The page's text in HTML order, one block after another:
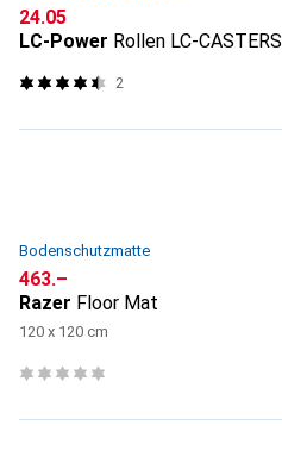
CHF
24.05
LC-Power Rollen LC-
2
Bodenschutzmatte
CHF
463.–
Razer Floor Mat
120 x 120 cm